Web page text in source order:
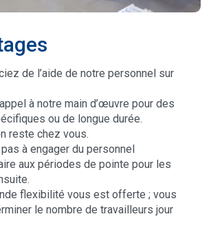
de l’aide de notre personnel sur
à notre main d’œuvre pour des
ou de longue durée.
reste chez vous.
pas à engager du personnel
aux périodes de pointe pour les
flexibilité vous est offerte ; vous
le nombre de travailleurs jour